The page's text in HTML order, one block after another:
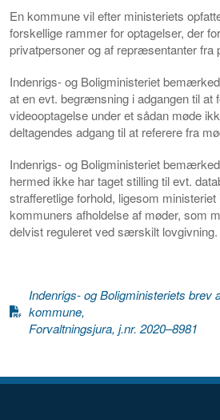
En kommune vil efter ministeriets
forskellige rammer for optagelser, der
privatpersoner og af repræsentanter fra
Indenrigs- og Boligministeriet
at en evt. begrænsning i adgangen til at
videooptagelse under et sådan møde
deltagendes adgang til at referere fra
Indenrigs- og Boligministeriet
hermed ikke har taget stilling til evt.
strafferetlige forhold, ligesom
kommuners afholdelse af møder, som
delvist reguleret ved særskilt lovgivning.
Indenrigs- og Boligministeriets brev
kommune,
Forvaltningsjura, j.nr. 2020–8981